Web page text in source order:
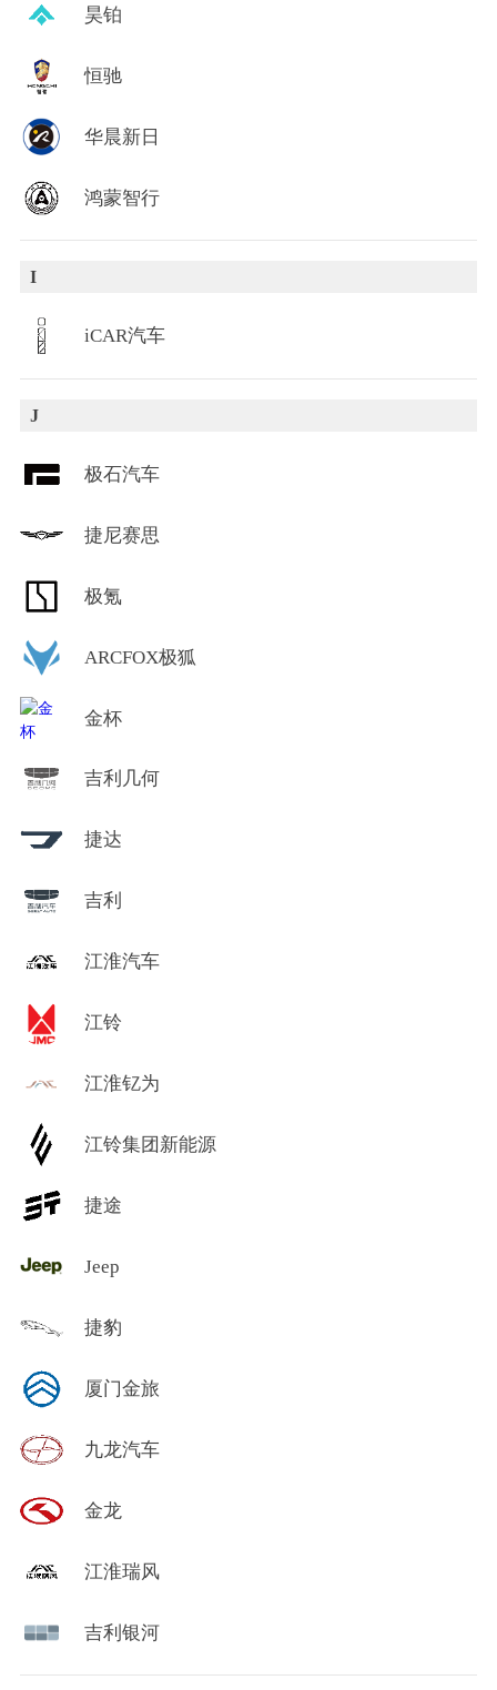
昊铂
恒驰
华晨新日
鸿蒙智行
I
iCAR汽车
J
极石汽车
捷尼赛思
极氪
ARCFOX极狐
金杯
吉利几何
捷达
吉利
江淮汽车
江铃
江淮钇为
江铃集团新能源
捷途
Jeep
捷豹
厦门金旅
九龙汽车
金龙
江淮瑞风
吉利银河